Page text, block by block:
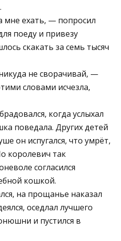
мне ехать, — попросил
поеду и привезу
скакать за семь тысяч
не сворачивай, —
словами исчезла,
когда услыхал
поведала. Других детей
он испугался, что умрёт,
королевич так
согласился
кошкой.
на прощанье наказал
оседлал лучшего
и пустился в